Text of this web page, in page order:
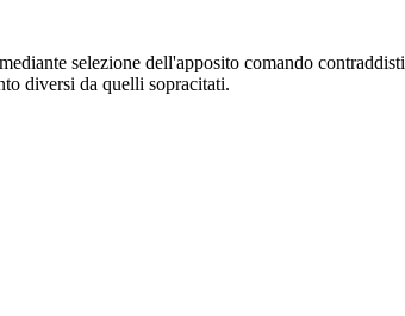
selezione dell'apposito comando
diversi da quelli sopracitati.